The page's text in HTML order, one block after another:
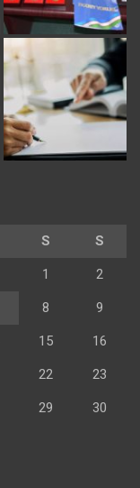
S S
1 2
8 9
15 16
22 23
29 30